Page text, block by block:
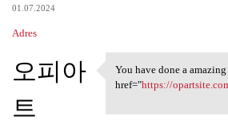
01.07.2024
Adres
오피아
트
You have done a
You have done a
href="https://